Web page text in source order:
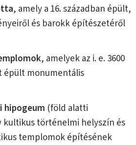
, amely a 16. században épült,
és barokk építészetéről
, amelyek az i. e. 3600
épült monumentális
hipogeum (föld alatti
történelmi helyszín és
templomok építésének